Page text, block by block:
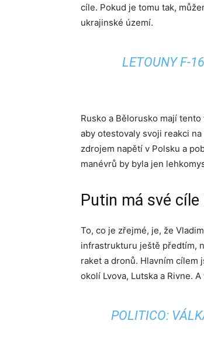
cíle. Pokud je tomu tak,
ukrajinské území.
LETOUNY F-
Rusko a Bělorusko mají
aby otestovaly svoji reakci
zdrojem napětí v Polsku a
manévrů by byla jen
Putin má své
To, co je zřejmé, je, že
infrastrukturu ještě předtím,
raket a dronů. Hlavním cílem
okolí Lvova, Lutska a Rivne.
POLITICO: